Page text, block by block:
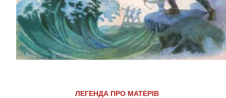
ЛЕГЕНДА ПРО МАТЕРІВ